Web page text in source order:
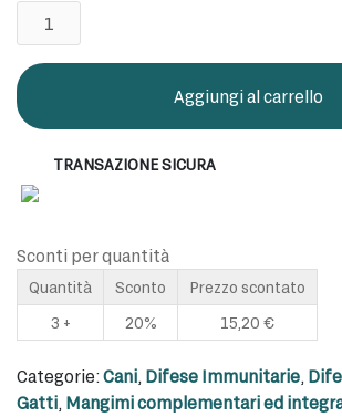
Visvit
Pasta
15gr
quantità
Aggiungi al carrello
TRANSAZIONE SICURA
Sconti per quantità
Quantità Sconto
Prezzo scontato
3 +
20% 15,20 €
Categorie:Cani, Difese Immunitarie,
Gatti, Mangimi complementari ed